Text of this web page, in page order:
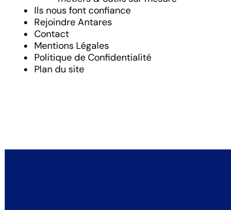
Ils nous font confiance
Rejoindre Antares
Contact
Mentions Légales
Politique de Confidentialité
Plan du site